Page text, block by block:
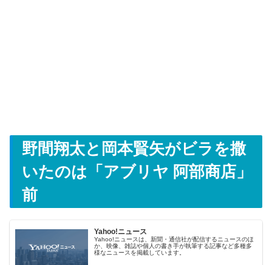
野間翔太と岡本賢矢がビラを撒
いたのは「アブリヤ 阿部商店」
前
Yahoo!ニュース
Yahoo!ニュースは、新聞・通信社が配信するニュースのほ
か、映像、雑誌や個人の書き手が執筆する記事など多種多
様なニュースを掲載しています。